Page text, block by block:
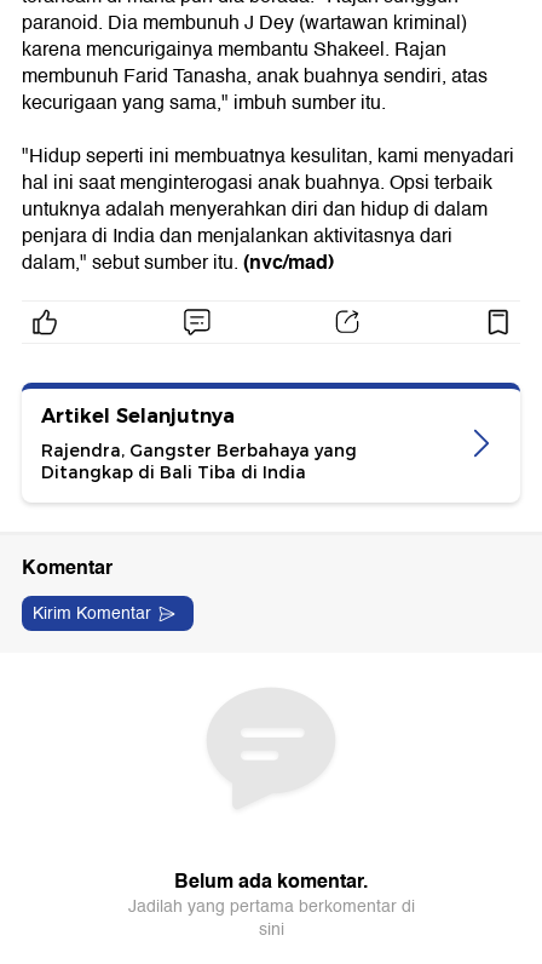
paranoid. Dia membunuh J Dey (wartawan kriminal)
karena mencurigainya membantu Shakeel. Rajan
membunuh Farid Tanasha, anak buahnya sendiri, atas
kecurigaan yang sama," imbuh sumber itu.
"Hidup seperti ini membuatnya kesulitan, kami menyadari
hal ini saat menginterogasi anak buahnya. Opsi terbaik
untuknya adalah menyerahkan diri dan hidup di dalam
penjara di India dan menjalankan aktivitasnya dari
dalam," sebut sumber itu.(nvc/mad)
Artikel Selanjutnya
Rajendra, Gangster Berbahaya yang
Ditangkap di Bali Tiba di India